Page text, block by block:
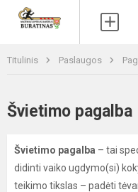
Titulinis Paslaugos
Švietimo
Švietimo pagalba – tai
didinti vaiko ugdymo(si)
teikimo tikslas – padėti